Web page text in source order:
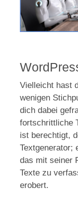
Vielleicht hast
wenigen
dich dabei
fortschrittliche
ist berechtigt,
Textgenerator;
das mit seiner
Texte zu
erobert.